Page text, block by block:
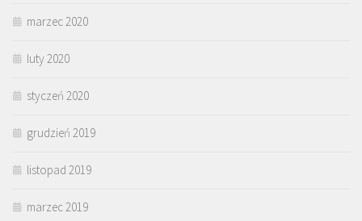
marzec 2020
luty 2020
styczeń 2020
grudzień 2019
listopad 2019
marzec 2019